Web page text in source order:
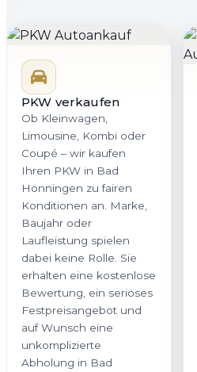
PKW verkaufen
Ob Kleinwagen,
Limousine, Kombi oder
Coupé – wir kaufen
Ihren PKW in Bad
Hönningen zu fairen
Konditionen an. Marke,
Baujahr oder
Laufleistung spielen
dabei keine Rolle. Sie
erhalten eine kostenlose
Bewertung, ein seriöses
Festpreisangebot und
auf Wunsch eine
unkomplizierte
Abholung in Bad